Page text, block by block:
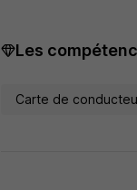
Les
Carte de